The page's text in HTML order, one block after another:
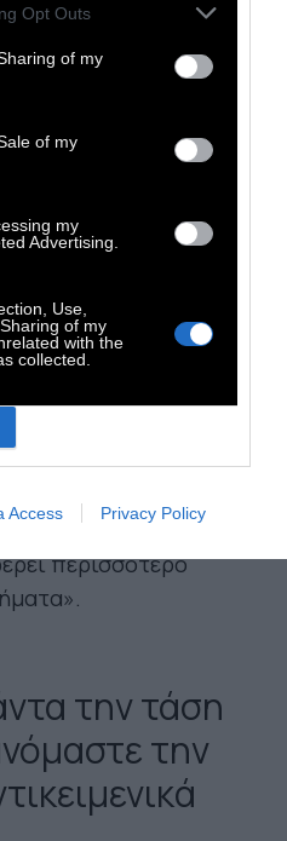
Opt Outs
of my
of my
my
Advertising.
Use,
of my
with the
collected.
Access Privacy Policy
οι άνθρωποι έκαναν
στις φυσικές
τους εφαρμογές,
Τα καθέκαστα αυτών
γνωστά, και
Οι
Όμως φαίνεται
ότι η νεοαποκτηθείσα
και του χρόνου,
δυνάμεων,
πόθων, δεν
της
από τη
περισσότερο
την τάση
την